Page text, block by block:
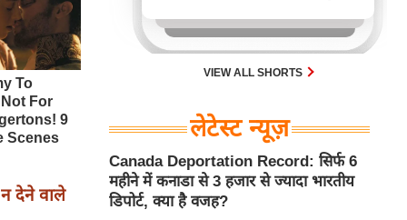
देने वाले
पूरे साल की तुलना में 2026 की पहली
छमाही में ज़्यादा भारतीयों को वापस भेजा
VIEW ALL SHORTS
लेटेस्ट न्यूज़
Canada Deportation Record: सिर्फ 6
महीने में कनाडा से 3 हजार से ज्यादा भारतीय
डिपोर्ट, क्या है वजह?